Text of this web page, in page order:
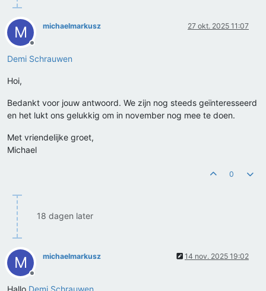
M
Offline
michaelmarkusz 27 okt. 2025 11:07
Demi Schrauwen
Hoi,
Bedankt voor jouw antwoord. We zijn nog steeds geïnteresseerd
en het lukt ons gelukkig om in november nog mee te doen.
Met vriendelijke groet,
Michael
0
18 dagen later
M
Offline
michaelmarkusz 14 nov. 2025 19:02